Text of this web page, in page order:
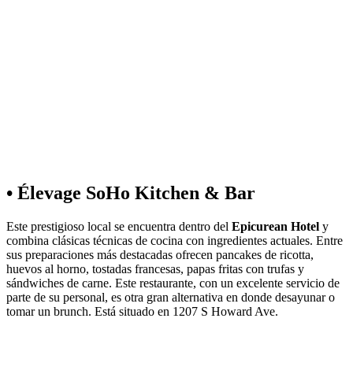
• Élevage SoHo Kitchen & Bar
Este prestigioso local se encuentra dentro del Epicurean Hotel y
combina clásicas técnicas de cocina con ingredientes actuales. Entre
sus preparaciones más destacadas ofrecen pancakes de ricotta,
huevos al horno, tostadas francesas, papas fritas con trufas y
sándwiches de carne. Este restaurante, con un excelente servicio de
parte de su personal, es otra gran alternativa en donde desayunar o
tomar un brunch. Está situado en 1207 S Howard Ave.